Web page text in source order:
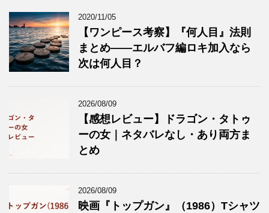
2020/11/05
【ワンピース考察】『何人目』法則
まとめ——エルバフ編ロキ加入なら
次は何人目？
2026/08/09
【感想レビュー】ドラゴン・タトゥ
ーの女｜ネタバレなし・あり両方ま
とめ
2026/08/09
映画『トップガン』（1986）Tシャツ